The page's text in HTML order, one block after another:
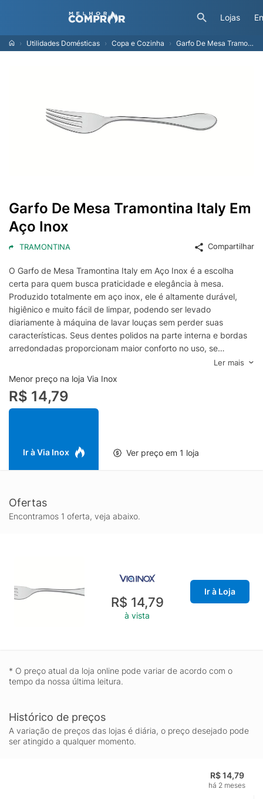
Lojas
Utilidades Domésticas Copa e Cozinha Garfo De Mesa Tramontina Italy Em Aço Inox
Garfo De Mesa Tramontina Italy Em
Aço Inox
TRAMONTINA Compartilhar
O Garfo de Mesa Tramontina Italy em Aço Inox é a escolha
certa para quem busca praticidade e elegância à mesa.
Produzido totalmente em aço inox, ele é altamente durável,
higiênico e muito fácil de limpar, podendo ser levado
diariamente à máquina de lavar louças sem perder suas
características. Seus dentes polidos na parte interna e bordas
arredondadas proporcionam maior conforto no uso, se
adaptando perfeitamente ao formato da boca. Com um
sofisticado acabamento em alto brilho, ele leva mais estilo e
requinte para todas as suas refeições! Recomendações de
Uso:Antes do uso: Antes de utilizar o produto novo, remova as
eventuais etiquetas e lave-o com água quente e detergente.
prejudicar o brilho dos talheres. Enxágue bem cada peça a fim
contidas na água poderão causar manchas. Sempre que
possível use água quente, pois renova o brilho dos talheres.
sejam secados manualmente. - Foto meramente ilustrativa.
Informações Adicionais:- Acabamento em alto brilho; - Pode ser
lavado diariamente na máquina de lavar louças; - Totalmente
feito de aço inox, altamente durável, mantém suas
apropriado para a boca e bordas arredondadas.
Ler mais
Menor preço na loja Via Inox
R$ 14,79
Ir à Via Inox Ver preço em 1 loja
Ofertas
Encontramos 1 oferta, veja abaixo.
R$ 14,79
à vista
Ir à Loja
* O preço atual da loja online pode variar de acordo com o
tempo da nossa última leitura.
Histórico de preços
A variação de preços das lojas é diária, o preço desejado pode
ser atingido a qualquer momento.
R$ 14,79
há 2 meses